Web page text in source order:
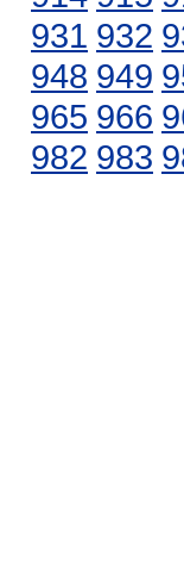
931 932
948 949
965 966
982 983